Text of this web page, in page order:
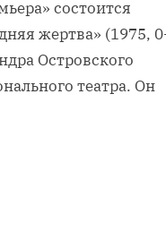
состоится
жертва» (1975,
Островского
театра. Он